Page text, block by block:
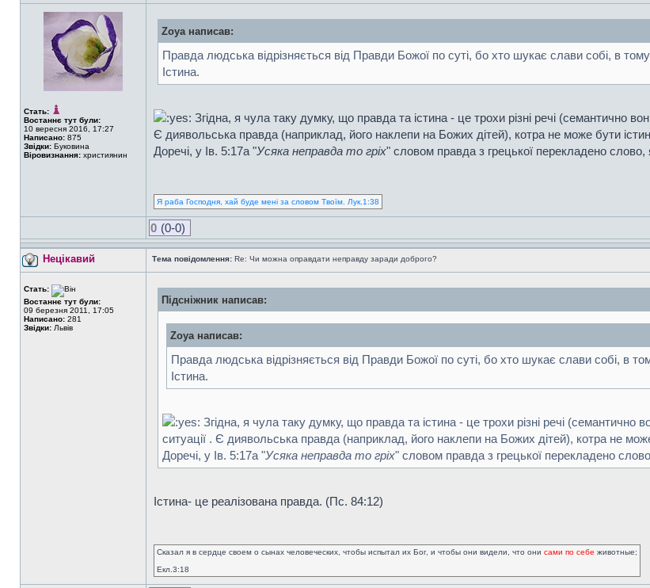
Стать:
Востаннє тут були:
10 вересня 2016, 17:27
Написано: 875
Звідки: Буковина
Віровизнання: християнин
Zoya написав:
Правда людська відрізняється від Правди Божої по суті, бо хто шукає слави собі, в
Істина.
Згідна, я чула таку думку, що правда та істина - це трохи різні речі (семантично
Є диявольська правда (наприклад, його наклепи на Божих дітей), котра не може бути
Доречі, у Ів. 5:17а "Усяка неправда то гріх" словом правда з грецької перекладено
Я раба Господня, хай буде мені за словом Твоїм. Лук.1:38
0 (0-0)
Нецікавий Тема повідомлення: Re: Чи можна оправдати неправду заради доброго?
Стать:
Востаннє тут були:
09 березня 2011, 17:05
Написано: 281
Звідки: Львів
Підсніжник написав:
Zoya написав:
Правда людська відрізняється від Правди Божої по суті, бо хто шукає слави собі, в
Істина.
Згідна, я чула таку думку, що правда та істина - це трохи різні речі (семантично
ситуації . Є диявольська правда (наприклад, його наклепи на Божих дітей), котра не
Доречі, у Ів. 5:17а "Усяка неправда то гріх" словом правда з грецької перекладено
Істина- це реалізована правда. (Пс. 84:12)
Сказал я в сердце своем о сынах человеческих, чтобы испытал их Бог, и чтобы они видели, что они сами по себе животные;
Екл.3:18